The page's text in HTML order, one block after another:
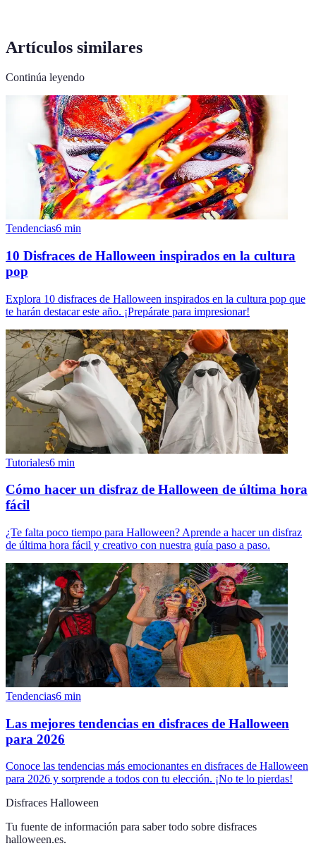
Artículos similares
Continúa leyendo
Tendencias6 min
10 Disfraces de Halloween inspirados en la cultura
pop
Explora 10 disfraces de Halloween inspirados en la cultura pop que
te harán destacar este año. ¡Prepárate para impresionar!
Tutoriales6 min
Cómo hacer un disfraz de Halloween de última hora
fácil
¿Te falta poco tiempo para Halloween? Aprende a hacer un disfraz
de última hora fácil y creativo con nuestra guía paso a paso.
Tendencias6 min
Las mejores tendencias en disfraces de Halloween
para 2026
Conoce las tendencias más emocionantes en disfraces de Halloween
para 2026 y sorprende a todos con tu elección. ¡No te lo pierdas!
Disfraces Halloween
Tu fuente de información para saber todo sobre disfraces
halloween.es.